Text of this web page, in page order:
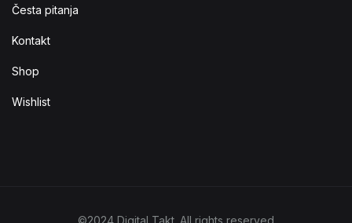
Česta pitanja
Kontakt
Shop
Wishlist
©2024 Digital Takt. All rights reserved